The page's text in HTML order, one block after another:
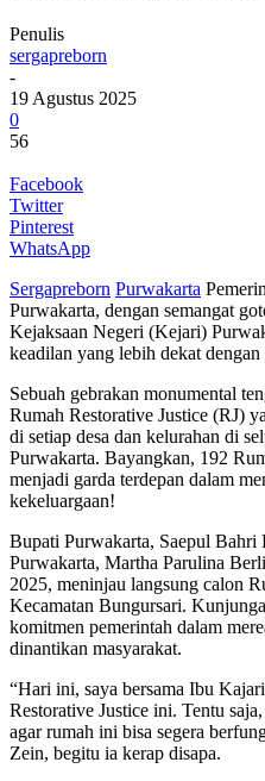
Penulis
sergapreborn
-
19 Agustus 2025
0
56
Facebook
Twitter
Pinterest
WhatsApp
Sergapreborn Purwakarta
Purwakarta, dengan semangat
Kejaksaan Negeri (Kejari)
keadilan yang lebih dekat dengan
Sebuah gebrakan monumental
Rumah Restorative Justice (RJ)
di setiap desa dan kelurahan di
Purwakarta. Bayangkan, 192
menjadi garda terdepan dalam
kekeluargaan!
Bupati Purwakarta, Saepul Bahri
Purwakarta, Martha Parulina
2025, meninjau langsung calon
Kecamatan Bungursari.
komitmen pemerintah dalam
dinantikan masyarakat.
“Hari ini, saya bersama Ibu
Restorative Justice ini. Tentu
agar rumah ini bisa segera
Zein, begitu ia kerap disapa.